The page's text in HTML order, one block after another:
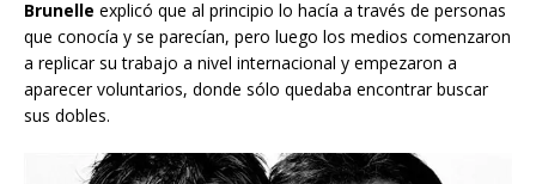
Brunelle explicó que al principio lo hacía a través de personas
que conocía y se parecían, pero luego los medios comenzaron
a replicar su trabajo a nivel internacional y empezaron a
aparecer voluntarios, donde sólo quedaba encontrar buscar
sus dobles.